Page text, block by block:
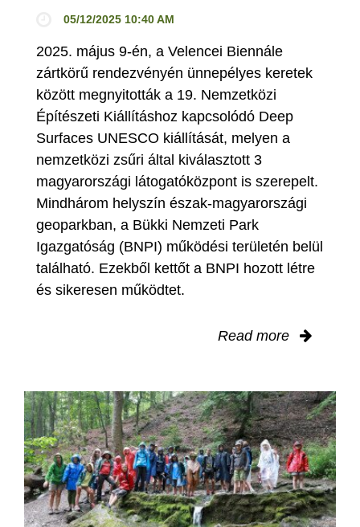
05/12/2025 10:40 AM
2025. május 9-én, a Velencei Biennále
zártkörű rendezvényén ünnepélyes keretek
között megnyitották a 19. Nemzetközi
Építészeti Kiállításhoz kapcsolódó Deep
Surfaces UNESCO kiállítását, melyen a
nemzetközi zsűri által kiválasztott 3
magyarországi látogatóközpont is szerepelt.
Mindhárom helyszín észak-magyarországi
geoparkban, a Bükki Nemzeti Park
Igazgatóság (BNPI) működési területén belül
található. Ezekből kettőt a BNPI hozott létre
és sikeresen működtet.
Read more